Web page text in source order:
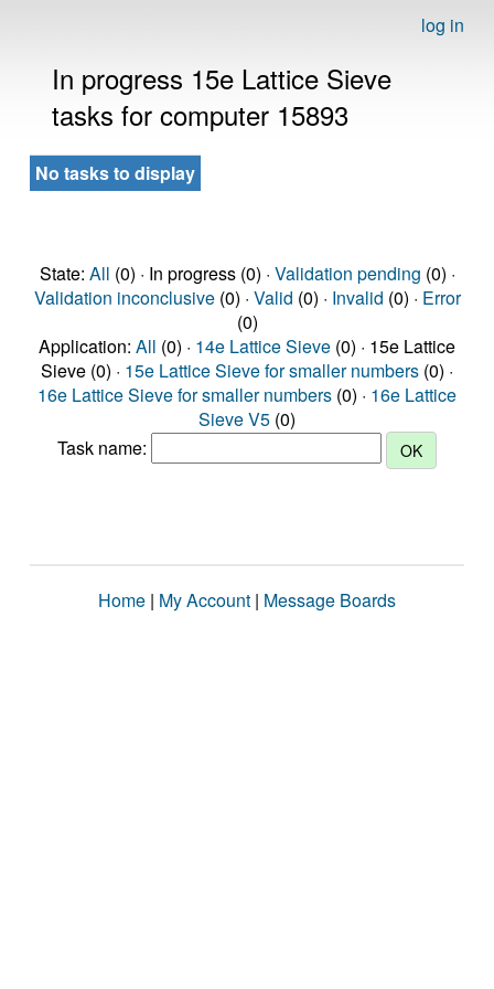
log in
In progress 15e Lattice Sieve
tasks for computer 15893
No tasks to display
State: All (0) · In progress (0) · Validation pending (0) ·
Validation inconclusive(0) · Valid (0) · Invalid (0) · Error
(0)
Application: All (0) · 14e Lattice Sieve (0) · 15e Lattice
Sieve (0) · 15e Lattice Sieve for smaller numbers (0) ·
16e Lattice Sieve for smaller numbers (0) · 16e Lattice
Sieve V5 (0)
Task name:
Home | My Account | Message Boards